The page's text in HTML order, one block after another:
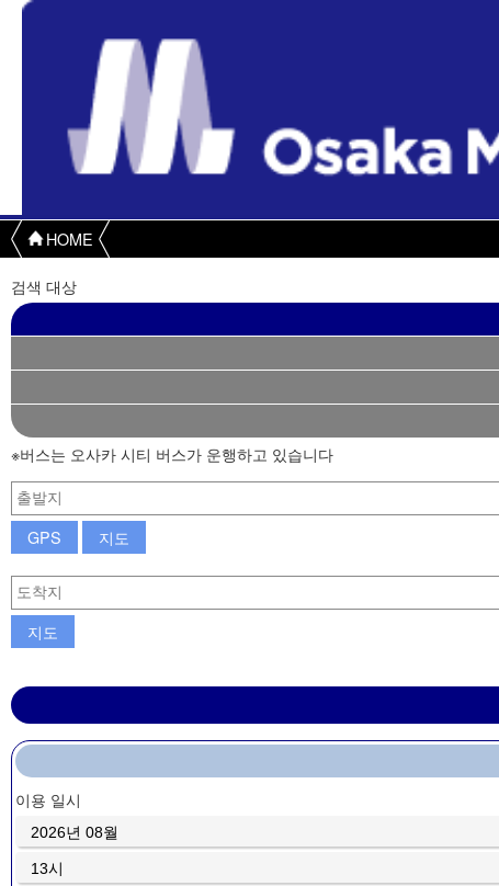
HOME
검색 대상
※버스는 오사카 시티 버스가 운행하고 있습니다
GPS 지도
지도
이용 일시